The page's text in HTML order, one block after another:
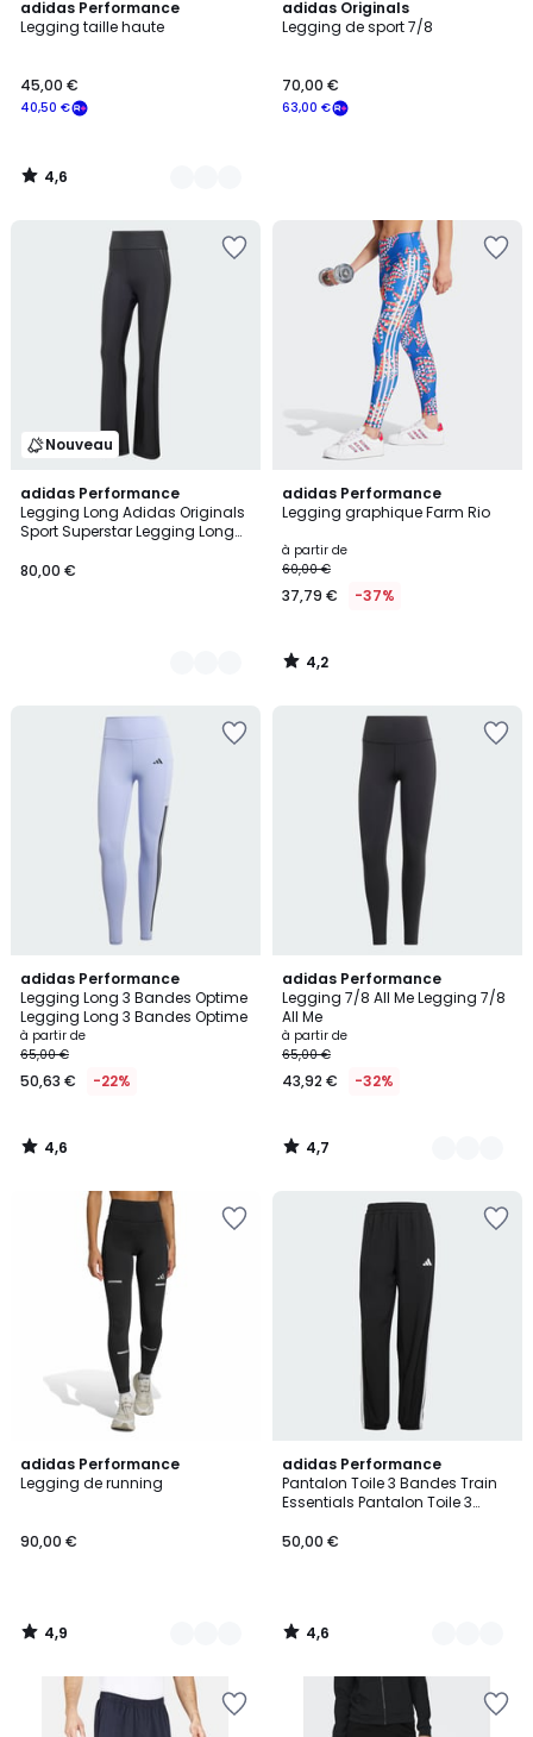
adidas Performance
Legging taille haute
40,50 €
45,00 €
4,6
/ 5
6
Couleurs
4,6
/
adidas Originals
Legging de sport 7/8
63,00 €
70,00 €
Nouveau
adidas Performance
Legging Long Adidas Originals
Sport Superstar Legging Long
Superstar
80,00 €
3
Couleurs
adidas Performance
Legging graphique Farm Rio
à partir de
60,00 €
37,79 € -37%
4,2
/ 5
4,2
/
adidas Performance
Legging Long 3 Bandes Optime
Legging Long 3 Bandes Optime
à partir de
65,00 €
50,63 € -22%
4,6
/ 5
4,6
/
adidas Performance
Legging 7/8 All Me Legging 7/8
All Me
à partir de
65,00 €
43,92 € -32%
4,7
/ 5
3
Couleurs
4,7
/
adidas Performance
Legging de running
90,00 €
4,9
/ 5
2
Couleurs
4,9
/
adidas Performance
Pantalon Toile 3 Bandes Train
Essentials Pantalon Toile 3
50,00 €
4,6
/ 5
2
Couleurs
4,6
/